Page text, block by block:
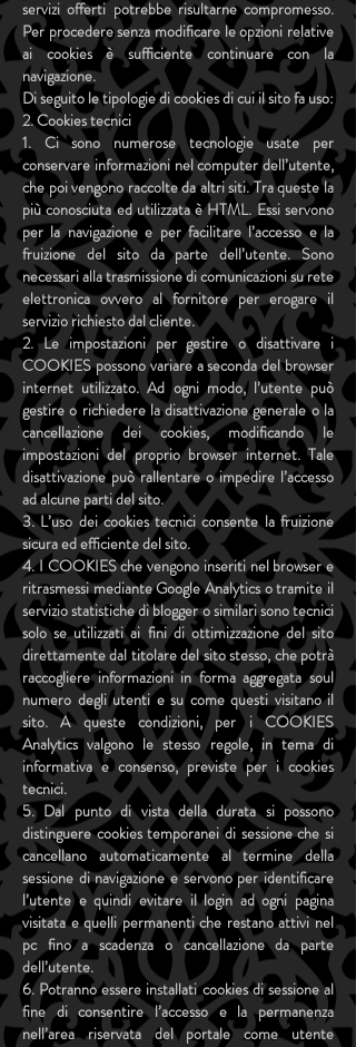
servizi offerti potrebbe risultarne compromesso.
Per procedere senza modificare le opzioni relative
ai cookies è sufficiente continuare con la
navigazione.
Di seguito le tipologie di cookies di cui il sito fa uso:
2. Cookies tecnici
1. Ci sono numerose tecnologie usate per
conservare informazioni nel computer dell’utente,
che poi vengono raccolte da altri siti. Tra queste la
più conosciuta ed utilizzata è HTML. Essi servono
per la navigazione e per facilitare l’accesso e la
fruizione del sito da parte dell’utente. Sono
necessari alla trasmissione di comunicazioni su rete
elettronica ovvero al fornitore per erogare il
servizio richiesto dal cliente.
2. Le impostazioni per gestire o disattivare i
COOKIES possono variare a seconda del browser
internet utilizzato. Ad ogni modo, l’utente può
gestire o richiedere la disattivazione generale o la
cancellazione dei cookies, modificando le
impostazioni del proprio browser internet. Tale
disattivazione può rallentare o impedire l’accesso
ad alcune parti del sito.
3. L’uso dei cookies tecnici consente la fruizione
sicura ed efficiente del sito.
4. I COOKIES che vengono inseriti nel browser e
ritrasmessi mediante Google Analytics o tramite il
servizio statistiche di blogger o similari sono tecnici
solo se utilizzati ai fini di ottimizzazione del sito
direttamente dal titolare del sito stesso, che potrà
raccogliere informazioni in forma aggregata soul
numero degli utenti e su come questi visitano il
sito. A queste condizioni, per i COOKIES
Analytics valgono le stesso regole, in tema di
informativa e consenso, previste per i cookies
tecnici.
5. Dal punto di vista della durata si possono
distinguere cookies temporanei di sessione che si
cancellano automaticamente al termine della
sessione di navigazione e servono per identificare
l’utente e quindi evitare il login ad ogni pagina
visitata e quelli permanenti che restano attivi nel
pc fino a scadenza o cancellazione da parte
dell’utente.
6. Potranno essere installati cookies di sessione al
fine di consentire l’accesso e la permanenza
nell’area riservata del portale come utente